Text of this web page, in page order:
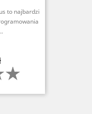
to najbardzi